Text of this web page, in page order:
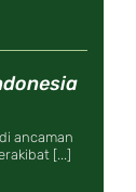
ancaman
[...]